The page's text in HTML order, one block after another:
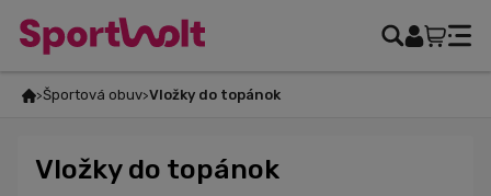
Športová obuv Vložky do topánok
Vložky do topánok